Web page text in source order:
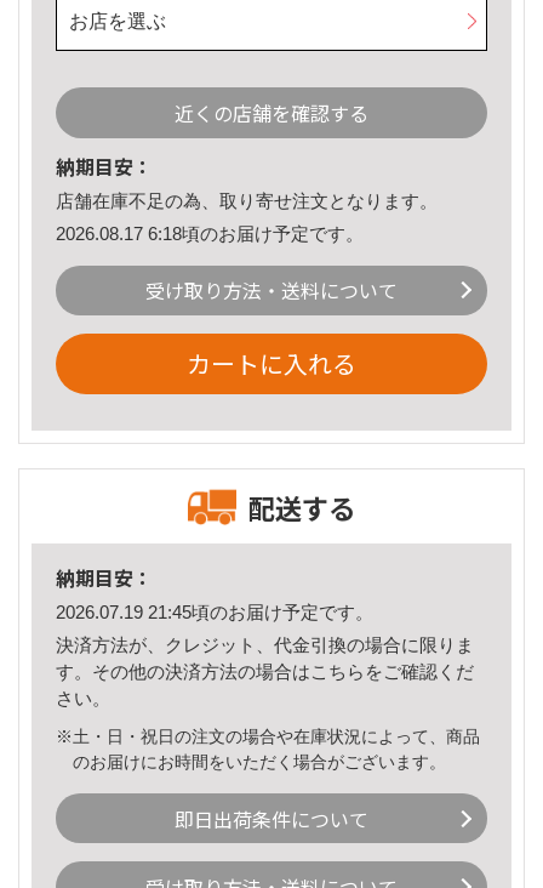
お店を選ぶ
近くの店舗を確認する
納期目安：
店舗在庫不足の為、取り寄せ注文となります。
2026.08.17 6:18頃のお届け予定です。
受け取り方法・送料について
カートに入れる
配送する
納期目安：
2026.07.19 21:45頃のお届け予定です。
決済方法が、クレジット、代金引換の場合に限りま
す。その他の決済方法の場合はこちら をご確認くだ
さい。
※土・日・祝日の注文の場合や在庫状況によって、商品
のお届けにお時間をいただく場合がございます。
即日出荷条件について